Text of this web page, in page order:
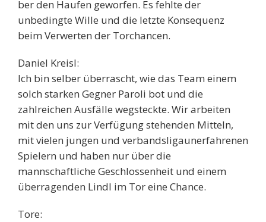
ber den Haufen geworfen. Es fehlte der
unbedingte Wille und die letzte Konsequenz
beim Verwerten der Torchancen.
Daniel Kreisl:
Ich bin selber überrascht, wie das Team einem
solch starken Gegner Paroli bot und die
zahlreichen Ausfälle wegsteckte. Wir arbeiten
mit den uns zur Verfügung stehenden Mitteln,
mit vielen jungen und verbandsligaunerfahrenen
Spielern und haben nur über die
mannschaftliche Geschlossenheit und einem
überragenden Lindl im Tor eine Chance.
Tore: